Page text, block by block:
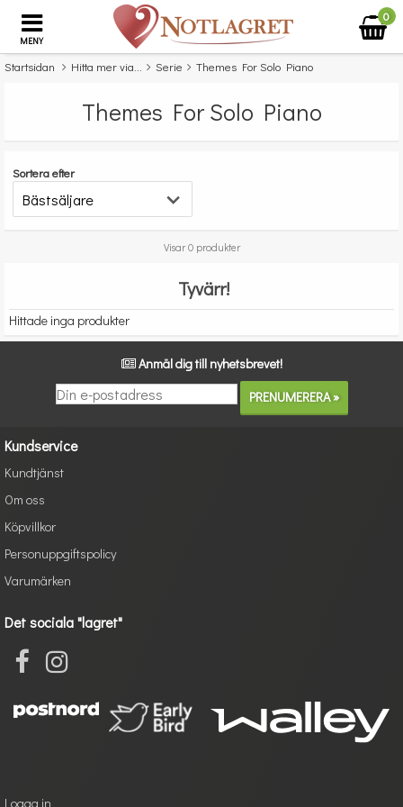
MENY
0
Startsidan Hitta mer via... Serie Themes For Solo Piano
Themes For Solo Piano
Sortera efter
Visar 0 produkter
Tyvärr!
Hittade inga produkter
Anmäl dig till nyhetsbrevet!
Kundservice
Kundtjänst
Om oss
Köpvillkor
Personuppgiftspolicy
Varumärken
Det sociala "lagret"
Logga in